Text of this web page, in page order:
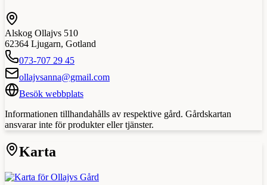
Alskog Ollajvs 510
62364 Ljugarn, Gotland
073-707 29 45
ollajvsanna@gmail.com
Besök webbplats
Informationen tillhandahålls av respektive gård. Gårdskartan
ansvarar inte för produkter eller tjänster.
Karta